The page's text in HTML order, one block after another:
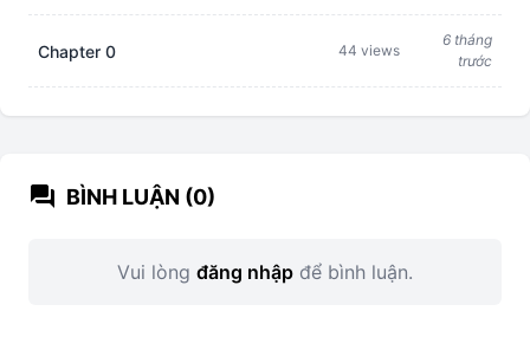
Chapter 0 44 views
6 tháng
trước
forum BÌNH LUẬN (0)
Vui lòng đăng nhập để bình luận.